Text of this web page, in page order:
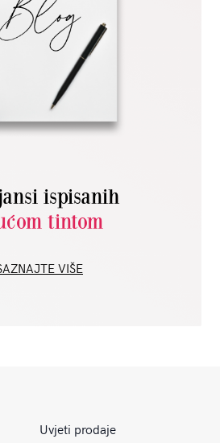
ispisanih
tintom
VIŠE
Uvjeti prodaje